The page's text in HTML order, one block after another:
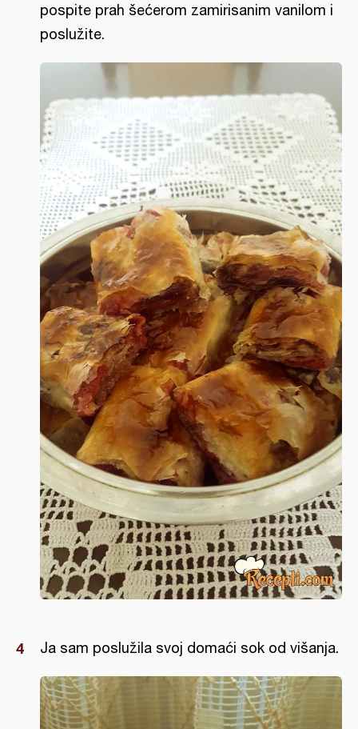
pospite prah šećerom zamirisanim vanilom i
poslužite.
Ja sam poslužila svoj domaći sok od višanja.